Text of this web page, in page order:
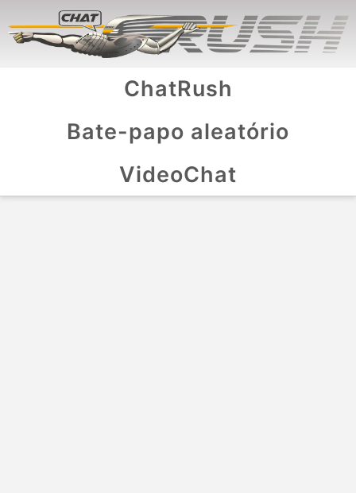
ChatRush
Bate-papo aleatório
VideoChat